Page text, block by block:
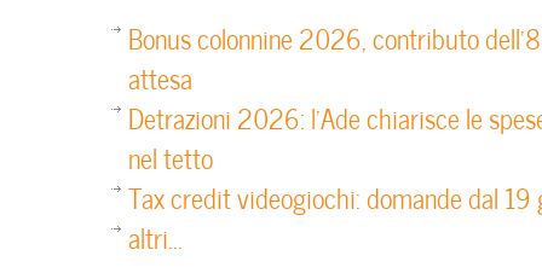
Bonus colonnine 2026, contributo
attesa
Detrazioni 2026: l’Ade chiarisce le
nel tetto
Tax credit videogiochi: domande dal 19
altri...